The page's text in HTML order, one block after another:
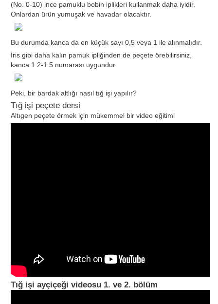
(No. 0-10) ince pamuklu bobin iplikleri kullanmak daha iyidir.
Onlardan ürün yumuşak ve havadar olacaktır.
Bu durumda kanca da en küçük sayı 0,5 veya 1 ile alınmalıdır.
İris gibi daha kalın pamuk ipliğinden de peçete örebilirsiniz,
kanca 1.2-1.5 numarası uygundur.
Peki, bir bardak altlığı nasıl tığ işi yapılır?
Tığ işi peçete dersi
Altıgen peçete örmek için mükemmel bir video eğitimi
Tığ işi ayçiçeği videosu 1. ve 2. bölüm